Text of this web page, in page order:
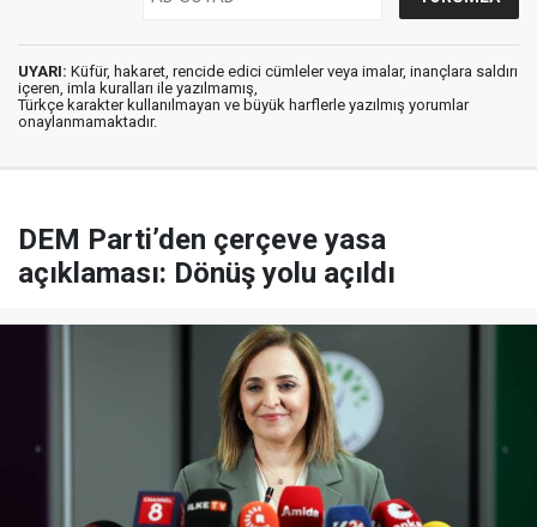
UYARI: Küfür, hakaret, rencide edici cümleler veya imalar, inançlara saldırı
içeren, imla kuralları ile yazılmamış,
Türkçe karakter kullanılmayan ve büyük harflerle yazılmış yorumlar
onaylanmamaktadır.
DEM Parti’den çerçeve yasa
açıklaması: Dönüş yolu açıldı